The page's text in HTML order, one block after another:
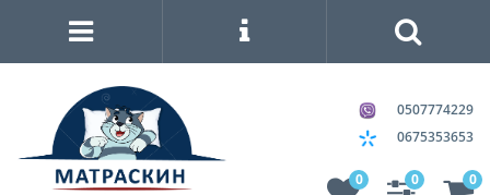
0507774229
0675353653
0 0 0